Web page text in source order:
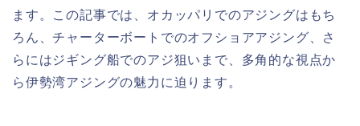
ます。この記事では、オカッパリでのアジングはもち
ろん、チャーターボートでのオフショアアジング、さ
らにはジギング船でのアジ狙いまで、多角的な視点か
ら伊勢湾アジングの魅力に迫ります。